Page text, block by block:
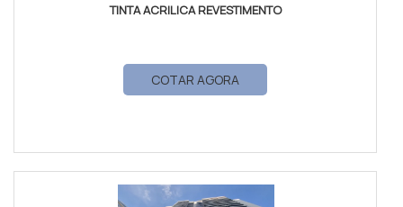
TINTA ACRILICA REVESTIMENTO
COTAR AGORA